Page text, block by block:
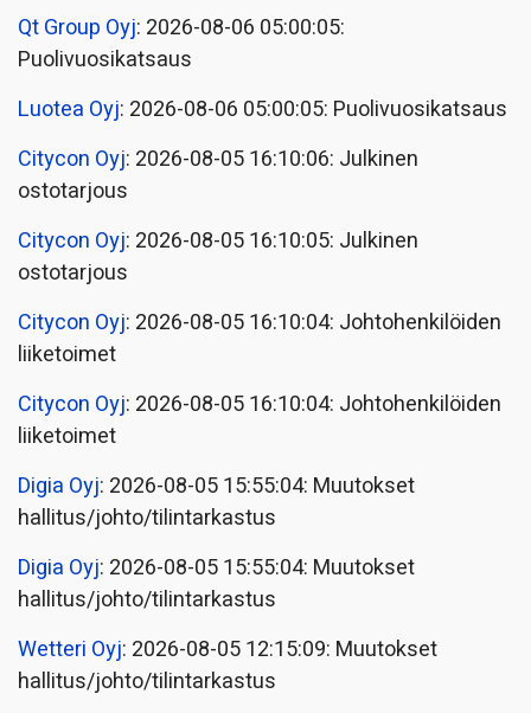
Qt Group Oyj: 2026-08-06 05:00:05:
Puolivuosikatsaus
Luotea Oyj: 2026-08-06 05:00:05: Puolivuosikatsaus
Citycon Oyj: 2026-08-05 16:10:06: Julkinen
ostotarjous
Citycon Oyj: 2026-08-05 16:10:05: Julkinen
ostotarjous
Citycon Oyj: 2026-08-05 16:10:04: Johtohenkilöiden
liiketoimet
Citycon Oyj: 2026-08-05 16:10:04: Johtohenkilöiden
liiketoimet
Digia Oyj: 2026-08-05 15:55:04: Muutokset
hallitus/johto/tilintarkastus
Digia Oyj: 2026-08-05 15:55:04: Muutokset
hallitus/johto/tilintarkastus
Wetteri Oyj: 2026-08-05 12:15:09: Muutokset
hallitus/johto/tilintarkastus